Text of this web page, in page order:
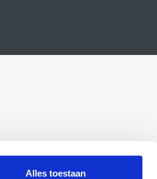
Alles toestaan